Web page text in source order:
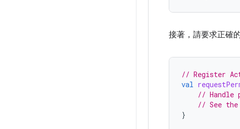
接著，請要求正確
// Register
val
// Handle
// See the
}